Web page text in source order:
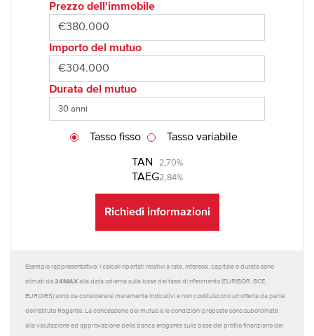
Prezzo dell'immobile
Importo del mutuo
Durata del mutuo
TAN 2,70%
TAEG2,84%
Tasso fisso Tasso variabile
Richiedi informazioni
Esempio rappresentativo: I calcoli riportati relativi a rate, interessi, capitale e durata sono
stimati da 24MAX alla data odierna sulla base dei tassi di riferimento (EURIBOR, BCE,
EUROIRS) sono da considerarsi meramente indicativi e non costituiscono un'offerta da parte
dell'Istituto Rogante. La concessione del mutuo e le condizioni proposte sono subordinate
alla valutazione ed approvazione della banca erogante sulla base del profilo finanziario del